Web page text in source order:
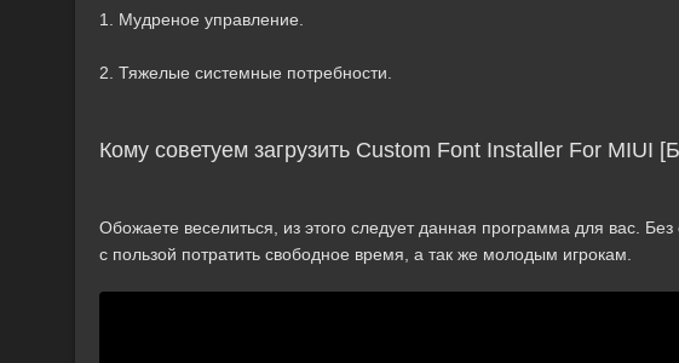
1. Мудреное управление.
2. Тяжелые системные потребности.
Кому советуем загрузить Custom Font Installer For MIUI
Обожаете веселиться, из этого следует данная программа для вас.
с пользой потратить свободное время, а так же молодым игрокам.